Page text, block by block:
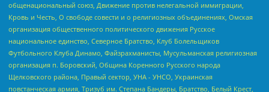
общенациональный союз, Движение против нелегальной иммиграции,
Кровь и Честь, О свободе совести и о религиозных объединениях, Омская
организация общественного политического движения Русское
национальное единство, Северное Братство, Клуб Болельщиков
Футбольного Клуба Динамо, Файзрахманисты, Мусульманская религиозная
организация п. Боровский, Община Коренного Русского народа
Щелковского района, Правый сектор, УНА - УНСО, Украинская
повстанческая армия, Тризуб им. Степана Бандеры, Братство, Белый Крест,